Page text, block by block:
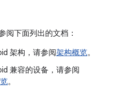
阅下面列出的文档：
架构，请参阅架构概览。
兼容的设备，请参阅
。